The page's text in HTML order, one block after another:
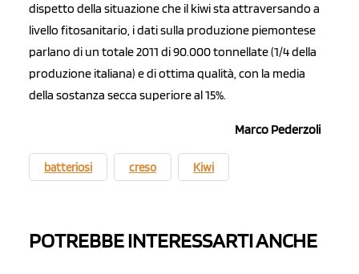
dispetto della situazione che il kiwi sta attraversando a
livello fitosanitario, i dati sulla produzione piemontese
parlano di un totale 2011 di 90.000 tonnellate (1/4 della
produzione italiana) e di ottima qualità, con la media
della sostanza secca superiore al 15%.
Marco Pederzoli
batteriosi creso Kiwi
POTREBBE INTERESSARTI ANCHE